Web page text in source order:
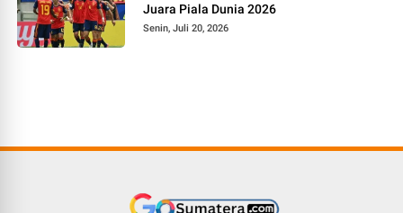
Juara Piala Dunia 2026
Senin, Juli 20, 2026